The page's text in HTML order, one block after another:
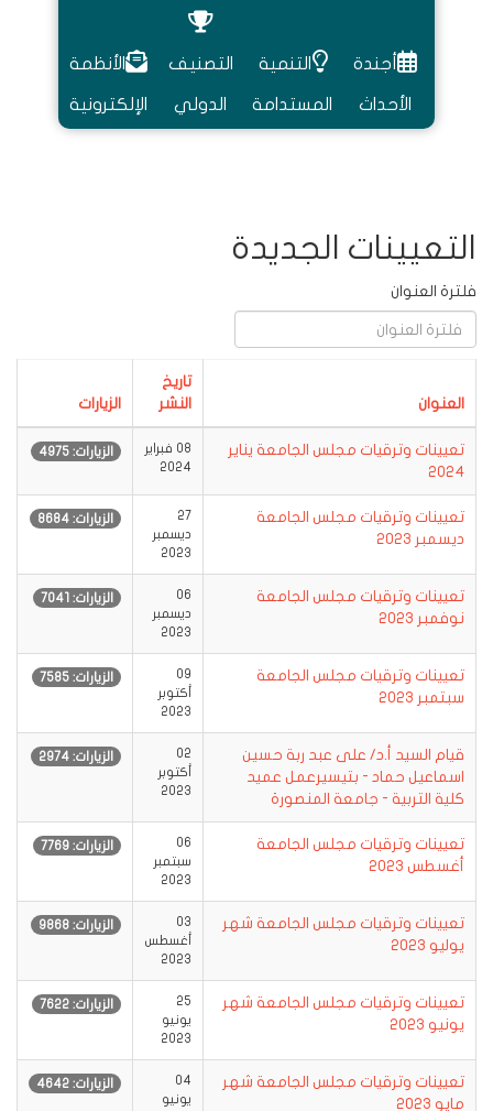
أجندة
الأحداث
التنمية
المستدامة
التصنيف
الدولي
الأنظمة
الإلكترونية
التعيينات الجديدة
فلترة العنوان
العنوان
تاريخ
النشر
الزيارات
تعيينات وترقيات مجلس الجامعة يناير
2024
08 فبراير
2024
الزيارات: 4975
تعيينات وترقيات مجلس الجامعة
ديسمبر 2023‎‎
27
ديسمبر
2023
الزيارات: 8684
تعيينات وترقيات مجلس الجامعة
نوفمبر 2023‎‎
06
ديسمبر
2023
الزيارات: 7041
تعيينات وترقيات مجلس الجامعة
سبتمبر 2023‎
09
أكتوبر
2023
الزيارات: 7585
قيام السيد أ.د/ على عبد ربة حسين
اسماعيل حماد - بتيسيرعمل عميد
كلية التربية - جامعة المنصورة
02
أكتوبر
2023
الزيارات: 2974
تعيينات وترقيات مجلس الجامعة
أغسطس 2023‎
06
سبتمبر
2023
الزيارات: 7769
تعيينات وترقيات مجلس الجامعة شهر
يوليو 2023
03
أغسطس
2023
الزيارات: 9868
تعيينات وترقيات مجلس الجامعة شهر
يونيو 2023
25
يونيو
2023
الزيارات: 7622
تعيينات وترقيات مجلس الجامعة شهر
مايو 2023
04
يونيو
الزيارات: 4642